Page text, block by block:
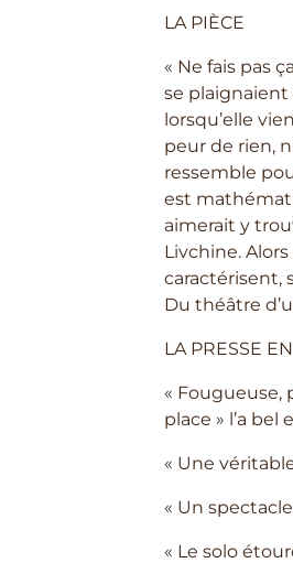
LA PIÈCE
« Ne fais pas
se plaignaient
lorsqu’elle
peur de rien,
ressemble
est
aimerait y
Livchine.
caractérisent,
Du théâtre
LA PRESSE
« Fougueuse,
place » l’a
« Une
« Un
« Le solo